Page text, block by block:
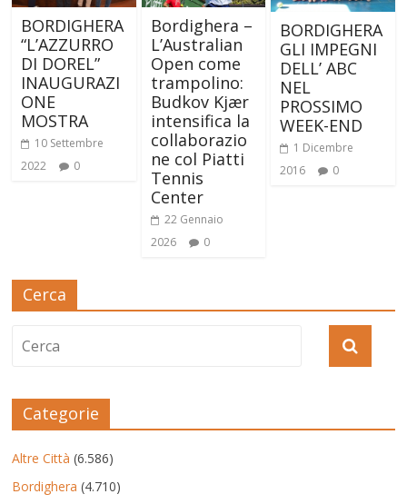
BORDIGHERA
“L’AZZURRO
DI DOREL”
INAUGURAZI
ONE
MOSTRA
10 Settembre
2022
0
Bordighera –
L’Australian
Open come
trampolino:
Budkov Kjær
intensifica la
collaborazio
ne col Piatti
Tennis
Center
22 Gennaio
2026
0
BORDIGHERA
GLI IMPEGNI
DELL’ ABC
NEL
PROSSIMO
WEEK-END
1 Dicembre
2016
0
Cerca
Categorie
Altre Città (6.586)
Bordighera (4.710)